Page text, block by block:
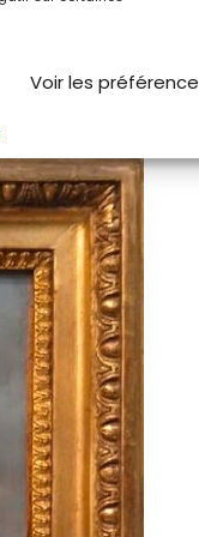
Voir les